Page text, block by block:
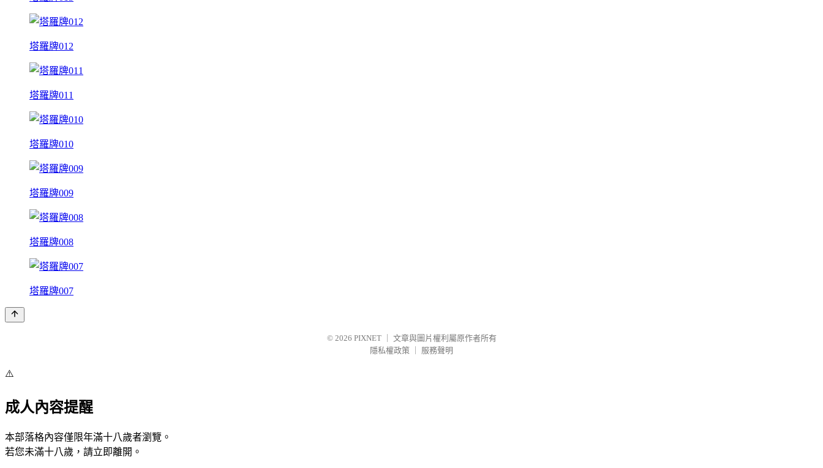
塔羅牌012
塔羅牌011
塔羅牌010
塔羅牌009
塔羅牌008
塔羅牌007
© 2026 PIXNET
文章與圖片權利屬原作者所有
隱私權政策
服務聲明
⚠️
成人內容提醒
本部落格內容僅限年滿十八歲者瀏覽。
若您未滿十八歲，請立即離開。